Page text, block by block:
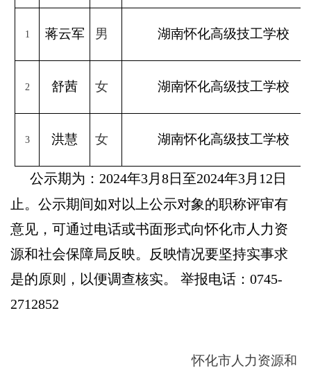
1 蒋云军 男 湖南怀化高级技工学校
2 舒茜 女 湖南怀化高级技工学校
3 洪慧 女 湖南怀化高级技工学校
公示期为： 2024年3月8日至2024年3月12日
止。公示期间如对以上公示对象的职称评审有
意见，可通过电话或书面形式向怀化市人力资
源和社会保障局反映。反映情况要坚持实事求
是的原则，以便调查核实。 举报电话：0745-
2712852
怀化市人力资源和